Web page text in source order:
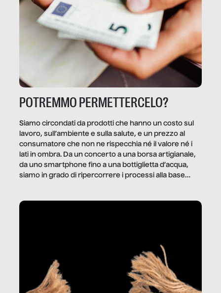
POTREMMO PERMETTERCELO?
Siamo circondati da prodotti che hanno un costo sul
lavoro, sull’ambiente e sulla salute, e un prezzo al
consumatore che non ne rispecchia né il valore né i
lati in ombra. Da un concerto a una borsa artigianale,
da uno smartphone fino a una bottiglietta d’acqua,
siamo in grado di ripercorrere i processi alla base
dietro gli oggetti e i servizi che fanno la nostra vita